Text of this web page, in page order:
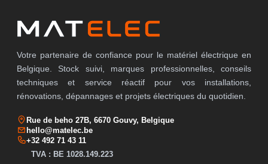
Votre partenaire de confiance pour le matériel électrique en
Belgique. Stock suivi, marques professionnelles, conseils
techniques et service réactif pour vos installations,
rénovations, dépannages et projets électriques du quotidien.
Rue de beho 27B, 6670 Gouvy, Belgique
hello@matelec.be
+32 492 71 43 11
TVA : BE 1028.149.223